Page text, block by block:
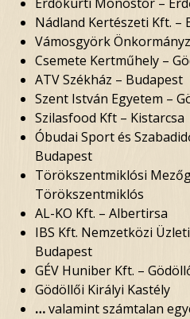
Nádland Kertészeti Kft. –
Vámosgyörk
Csemete Kertműhely –
ATV Székház – Budapest
Szent István Egyetem –
Szilasfood Kft – Kistarcsa
Óbudai Sport és
Budapest
Törökszentmiklósi
Törökszentmiklós
AL-KO Kft. – Albertirsa
IBS Kft. Nemzetközi
Budapest
GÉV Huniber Kft. –
Gödöllői Királyi Kastély
…valamint számtalan